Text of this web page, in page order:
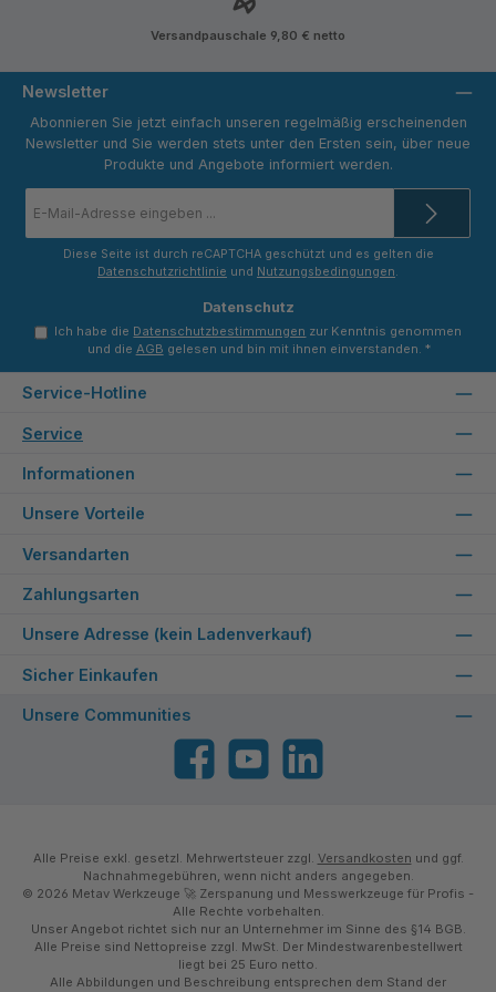
Versandpauschale 9,80 € netto
Newsletter
Abonnieren Sie jetzt einfach unseren regelmäßig erscheinenden
Newsletter und Sie werden stets unter den Ersten sein, über neue
Produkte und Angebote informiert werden.
Mail-
Diese Seite ist durch reCAPTCHA geschützt und es gelten die
Datenschutzrichtlinie und Nutzungsbedingungen.
Datenschutz
Ich habe die Datenschutzbestimmungen zur Kenntnis genommen
und die AGB gelesen und bin mit ihnen einverstanden. *
Service-Hotline
Service
Informationen
Unsere Vorteile
Versandarten
Zahlungsarten
Unsere Adresse (kein Ladenverkauf)
Sicher Einkaufen
Unsere Communities
FacebookYouTube
Alle Preise exkl. gesetzl. Mehrwertsteuer zzgl. Versandkosten und ggf.
Nachnahmegebühren, wenn nicht anders angegeben.
© 2026 Metav Werkzeuge 🚀 Zerspanung und Messwerkzeuge für Profis -
Alle Rechte vorbehalten.
Unser Angebot richtet sich nur an Unternehmer im Sinne des §14 BGB.
Alle Preise sind Nettopreise zzgl. MwSt. Der Mindestwarenbestellwert
liegt bei 25 Euro netto.
Alle Abbildungen und Beschreibung entsprechen dem Stand der